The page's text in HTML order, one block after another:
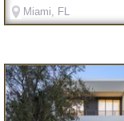
Miami, FL